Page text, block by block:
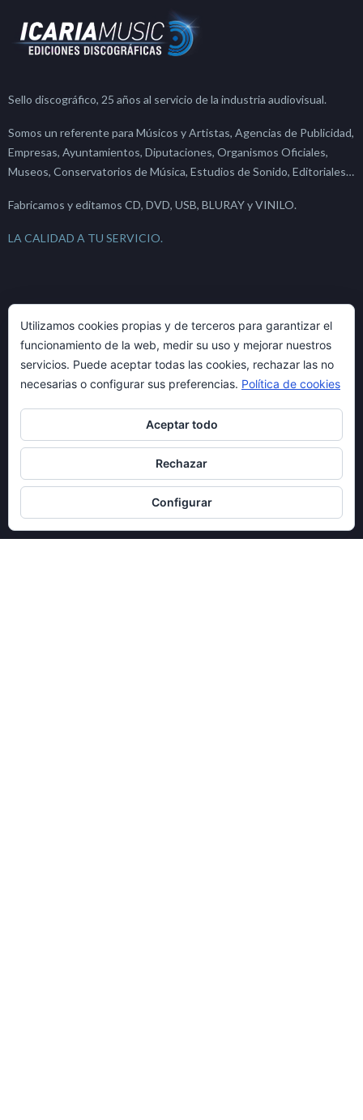
Sello discográfico, 25 años al servicio de la industria audiovisual.
Somos un referente para Músicos y Artistas, Agencias de Publicidad,
Empresas, Ayuntamientos, Diputaciones, Organismos Oficiales,
Museos, Conservatorios de Música, Estudios de Sonido, Editoriales…
Fabricamos y editamos CD, DVD, USB, BLURAY y VINILO.
LA CALIDAD A TU SERVICIO.
ACTUALIDAD
Un poco de historia: El Piano
LA TRANSFORMACIÓN SONORA DEL PIANO,
Gwen Perry en directo Sala Music Art Barcelona
GWEN PERRY & MICHELE FABER EN DIRECTO EN LA
SALA MUSIC ART
15 noviembre, 2018
Utilizamos cookies propias y de terceros para garantizar el
funcionamiento de la web, medir su uso y mejorar nuestros
servicios. Puede aceptar todas las cookies, rechazar las no
necesarias o configurar sus preferencias. Política de cookies
Aceptar todo
Rechazar
Configurar